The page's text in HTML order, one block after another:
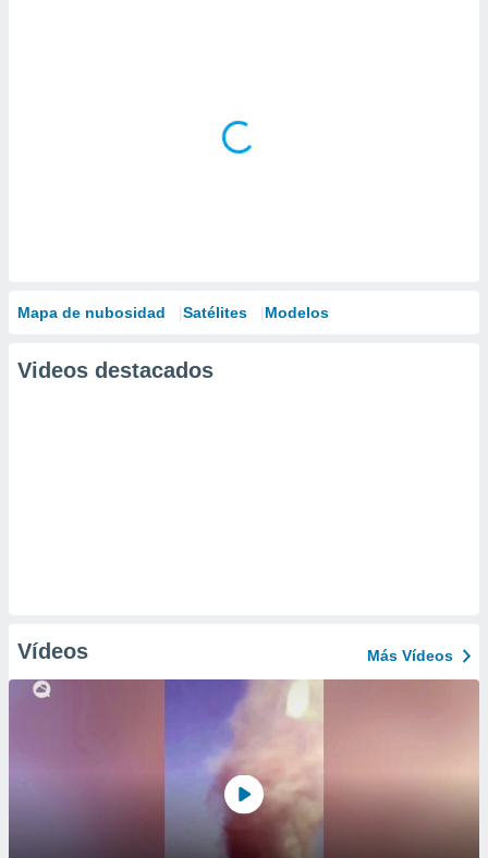
Mapa de nubosidad Satélites Modelos
Videos destacados
Vídeos Más Vídeos